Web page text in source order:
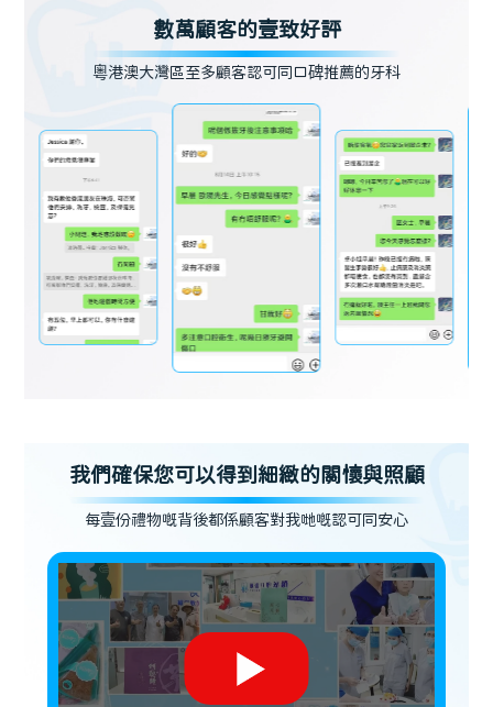
數萬顧客的壹致好評
粵港澳大灣區至多顧客認可同口碑推薦的牙科
我們確保您可以得到細緻的關懷與照顧
每壹份禮物嘅背後都係顧客對我哋嘅認可同安心